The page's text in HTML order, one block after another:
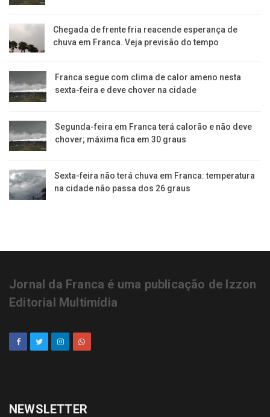
Chegada de frente fria reacende esperança de
chuva em Franca. Veja previsão do tempo
Franca segue com clima de calor ameno nesta
sexta-feira e deve chover na cidade
Segunda-feira em Franca terá calorão e não deve
chover; máxima fica em 30 graus
Sexta-feira não terá chuva em Franca: temperatura
na cidade não passa dos 26 graus
Jornal da Franca é uma publicação de Izzon
Editorial Multimídia
NEWSLETTER